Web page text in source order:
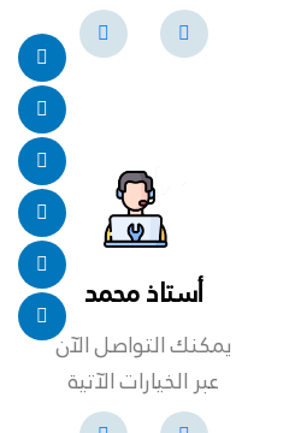
أستاذ محمد
يمكنك التواصل الآن
عبر الخيارات الآتية